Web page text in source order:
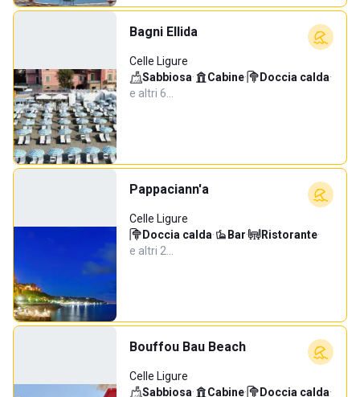
Bagni Ellida
Celle Ligure
Sabbiosa· Cabine· Doccia calda·
e altri 6…
Pappaciann'a
Celle Ligure
Doccia calda· Bar· Ristorante·
e altri 2…
Bouffou Bau Beach
Celle Ligure
Sabbiosa· Cabine· Doccia calda·